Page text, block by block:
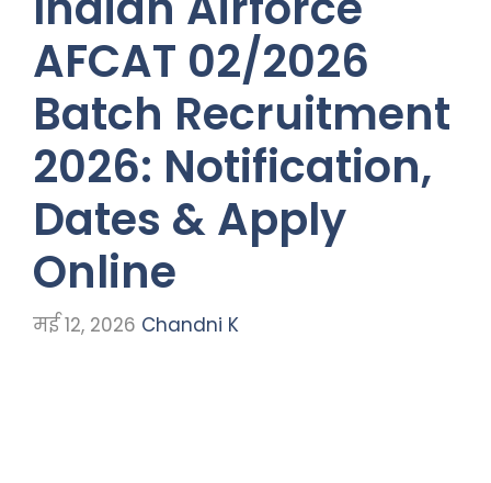
AFCAT 02/2026
Batch Recruitment
2026: Notification,
Dates & Apply
Online
मई 12, 2026 Chandni K